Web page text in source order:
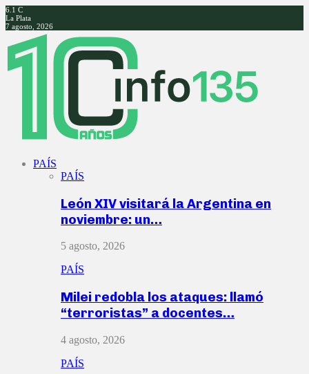
6.1 C
La Plata
7 agosto, 2026
Facebook
Twitter
Instagram
Youtube
PAÍS
PAÍS
León XIV visitará la Argentina en
noviembre: un…
5 agosto, 2026
PAÍS
Milei redobla los ataques: llamó
“terroristas” a docentes…
4 agosto, 2026
PAÍS